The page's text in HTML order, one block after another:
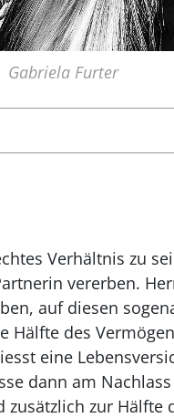
Gabriela Furter
Verhältnis zu
vererben.
auf diesen
Hälfte des
eine
dann am
zur Hälfte